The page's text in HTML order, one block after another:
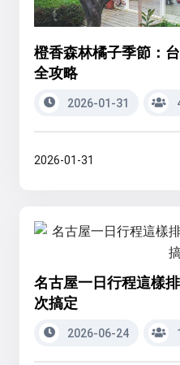
橙香森林橘子季節：
全攻略
2026-01-31
2026-01-31
名古屋一日行程這樣
次搞定
2026-06-24